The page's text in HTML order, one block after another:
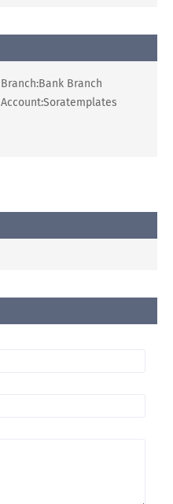
Branch:Bank Branch
Account:Soratemplates